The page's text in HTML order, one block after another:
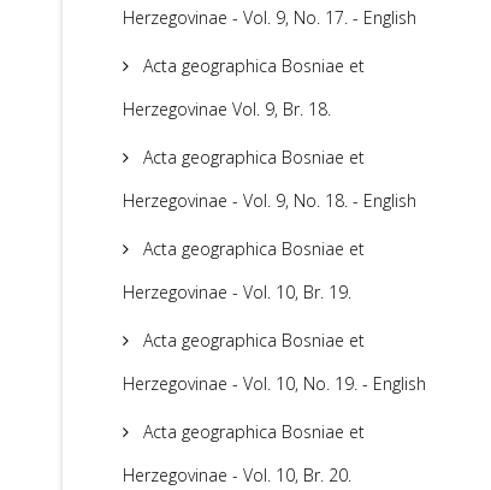
Herzegovinae - Vol. 9, No. 17. - English
Acta geographica Bosniae et
Herzegovinae Vol. 9, Br. 18.
Acta geographica Bosniae et
Herzegovinae - Vol. 9, No. 18. - English
Acta geographica Bosniae et
Herzegovinae - Vol. 10, Br. 19.
Acta geographica Bosniae et
Herzegovinae - Vol. 10, No. 19. - English
Acta geographica Bosniae et
Herzegovinae - Vol. 10, Br. 20.